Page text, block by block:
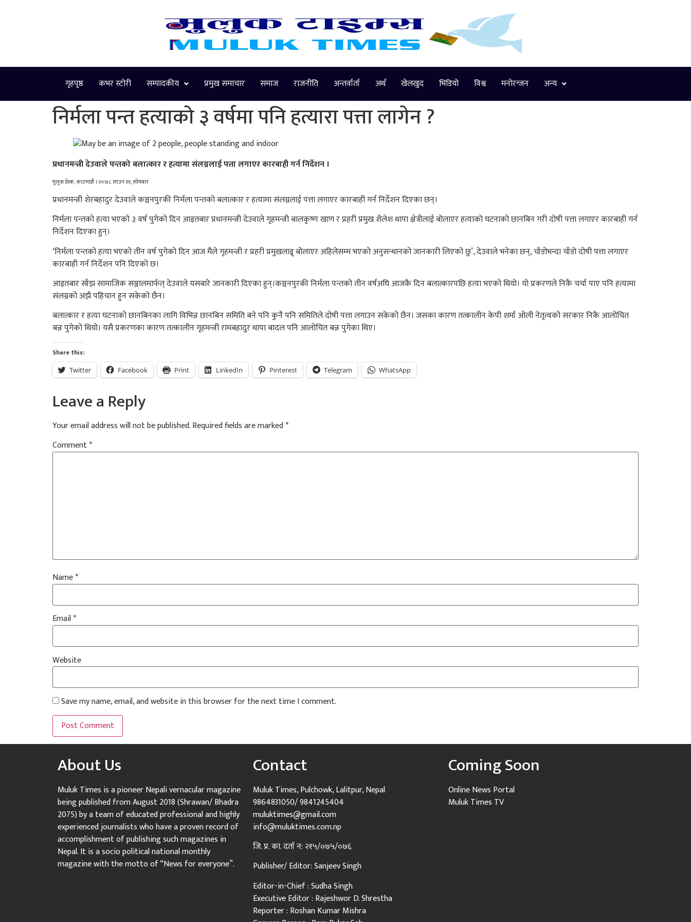
गृहपृष्ठ कभर स्टोरी सम्पादकीय प्रमुख समाचार समाज राजनीति अन्तर्वार्ता अर्थ खेलखुद भिडियो विश्व मनोरन्जन अन्य
निर्मला पन्त हत्याको ३ वर्षमा पनि हत्यारा पत्ता लागेन ?
प्रधानमन्त्री देउवाले पन्तको बलात्कार र हत्यामा संलग्नलाई पत्ता लगाएर कारबाही गर्न निर्देशन ।
मुलुक डेस्क, काठमाडौं । २०७८ साउन ११, सोमबार
प्रधानमन्त्री शेरबहादुर देउवाले कञ्चनपुरकी निर्मला पन्तको बलात्कार र हत्यामा संलग्नलाई पत्ता लगाएर कारबाही गर्न निर्देशन दिएका छन्।
निर्मला पन्तको हत्या भएको ३ वर्ष पुगेको दिन आइतबार प्रधानमन्त्री देउवाले गृहमन्त्री बालकृष्ण खाण र प्रहरी प्रमुख शैलेश थापा क्षेत्रीलाई बोलाएर हत्याको घटनाको छानबिन गरी दोषी पत्ता लगाएर कारबाही गर्न
निर्देशन दिएका हुन्।
‘निर्मला पन्तको हत्या भएको तीन वर्ष पुगेको दिन आज मैले गृहमन्त्री र प्रहरी प्रमुखलाइृ बोलाएर अहिलेसम्म भएको अनुसन्धानको जानकारी लिएको छु’, देउवाले भनेका छन्, चाँडोभन्दा चाँडो दोषी पत्ता लगाएर
कारबाही गर्न निर्देशन पनि दिएको छ।
आइतबार साँझ सामाजिक सञ्जालमार्फत् देउवाले यसबारे जानकारी दिएका हुन्।कञ्चनपुरकी निर्मला पन्तको तीन वर्षअघि आजकै दिन बलात्कारपछि हत्या भएको थियो। यो प्रकरणले निकै चर्चा पाए पनि हत्यामा
संलग्नको अझै पहिचान हुन सकेको छैन।
बलात्कार र हत्या घटनाको छानबिनका लागि विभिन्न छानबिन समिति बने पनि कुनै पनि समितिले दोषी पत्ता लगाउन सकेको छैन। जसका कारण तत्कालीन केपी शर्मा ओली नेतृत्वको सरकार निकै आलोचित
बन्न पुगेको थियो। यसै प्रकरणका कारण तत्कालीन गृहमन्त्री रामबहादुर थापा बादल पनि आलोचित बन्न पुगेका थिए।
Share this:
Twitter Facebook Print LinkedIn Pinterest Telegram WhatsApp
Leave a Reply
Your email address will not be published.Required fields are marked*
Comment*
Name*
Email*
Website
Save my name, email, and website in this browser for the next time I comment.
About Us
Muluk Times is a pioneer Nepali vernacular magazine
being published from August 2018 (Shrawan/ Bhadra
2075) by a team of educated professional and highly
experienced journalists who have a proven record of
accomplishment of publishing such magazines in
Nepal. It is a socio political national monthly
magazine with the motto of “News for everyone”.
Contact
Muluk Times, Pulchowk, Lalitpur, Nepal
9864831050/ 9841245404
muluktimes@gmail.com
info@muluktimes.com.np
जि. प्र. का. दर्ता न: २१५/०७५/०७६
Publisher/ Editor: Sanjeev Singh
Editor-in-Chief : Sudha Singh
Executive Editor : Rajeshwor D. Shrestha
Reporter : Roshan Kumar Mishra
Coming Soon
Online News Portal
Muluk Times TV